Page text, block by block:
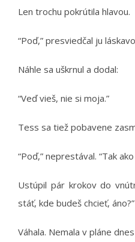
Len trochu pokrútila hlavou.
“Poď,” presviedčal ju
Náhle sa uškrnul a dodal:
“Veď vieš, nie si moja.”
Tess sa tiež pobavene
“Poď,” neprestával. “Tak
Ustúpil pár krokov do
stáť, kde budeš chcieť, áno?”
Váhala. Nemala v pláne